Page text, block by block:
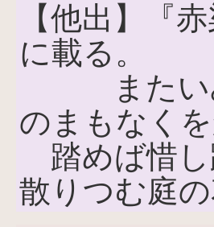
【他出】『
に載る。
またいみ
のまもなく
踏めば惜し
散りつむ庭